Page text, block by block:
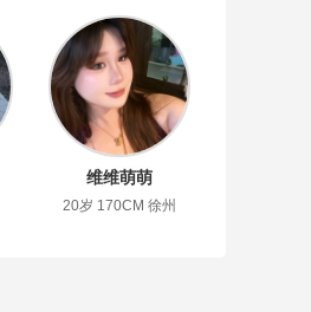
维维萌萌
20岁 170CM 徐州